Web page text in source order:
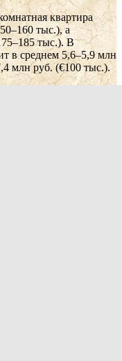
квартира
тыс.), а
тыс.). В
в среднем 5,6–5,9 млн
млн руб. (€100 тыс.).